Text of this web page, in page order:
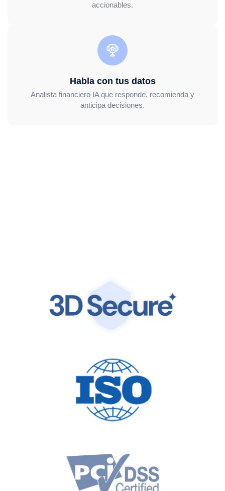
accionables.
Habla con tus datos
Analista financiero IA que responde, recomienda y
anticipa decisiones.